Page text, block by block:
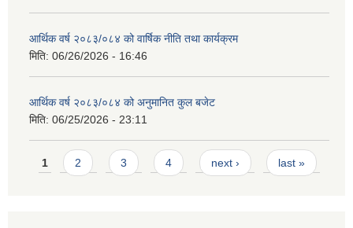
आर्थिक वर्ष २०८३/०८४ को वार्षिक नीति तथा कार्यक्रम
मिति: 06/26/2026 - 16:46
आर्थिक वर्ष २०८३/०८४ को अनुमानित कुल बजेट
मिति: 06/25/2026 - 23:11
Pages
1 2 3 4 next › last »